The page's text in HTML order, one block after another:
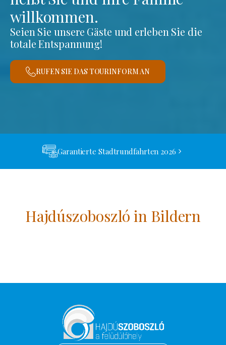
willkommen.
Seien Sie unsere Gäste und erleben Sie die
totale Entspannung!
RUFEN SIE DAS TOURINFORM AN
Garantierte Stadtrundfahrten 2026
Hajdúszoboszló in Bildern